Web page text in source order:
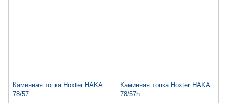
Каминная топка Hoxter HAKA
78/57
Каминная топка Hoxter HAKA
78/57h